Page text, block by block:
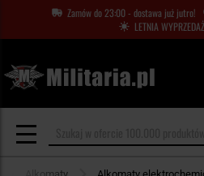
Zamów do 23:00 - dostawa już jutro!
LETNIA